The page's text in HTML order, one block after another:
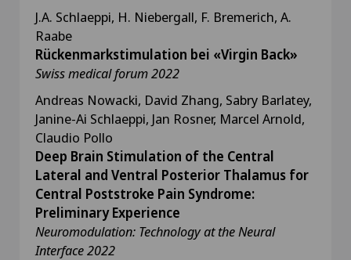
J.A. Schlaeppi, H. Niebergall, F. Bremerich, A.
Raabe
Rückenmarkstimulation bei «Virgin Back»
Swiss medical forum 2022
Andreas Nowacki, David Zhang, Sabry Barlatey,
Janine-Ai Schlaeppi, Jan Rosner, Marcel Arnold,
Claudio Pollo
Deep Brain Stimulation of the Central
Lateral and Ventral Posterior Thalamus for
Central Poststroke Pain Syndrome:
Preliminary Experience
Neuromodulation: Technology at the Neural
Interface 2022